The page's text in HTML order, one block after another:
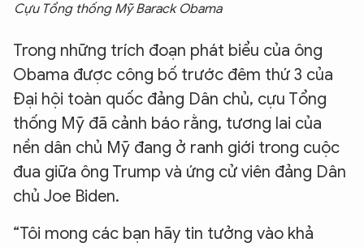
Cựu Tổng thống Mỹ Barack Obama
Trong những trích đoạn phát biểu của ông
Obama được công bố trước đêm thứ 3 của
Đại hội toàn quốc đảng Dân chủ, cựu Tổng
thống Mỹ đã cảnh báo rằng, tương lai của
nền dân chủ Mỹ đang ở ranh giới trong cuộc
đua giữa ông Trump và ứng cử viên đảng Dân
chủ Joe Biden.
“Tôi mong các bạn hãy tin tưởng vào khả